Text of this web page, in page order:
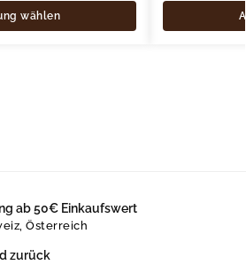
wählen
ab 50€ Einkaufswert
Österreich
zurück